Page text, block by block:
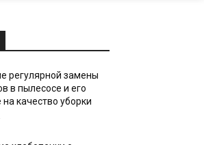
регулярной замены
в пылесосе и его
качество уборки